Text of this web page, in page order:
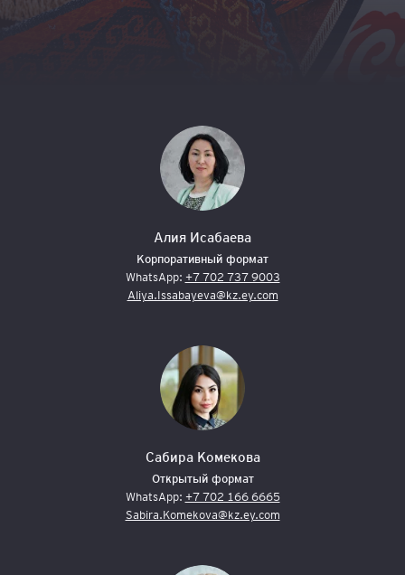
Алия Исабаева
Корпоративный формат
WhatsApp: +7 702 737 9003
Aliya.Issabayeva@kz.ey.com
Сабира Комекова
Открытый формат
WhatsApp: +7 702 166 6665
Sabira.Komekova@kz.ey.com